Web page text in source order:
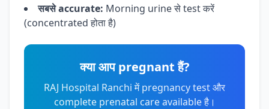
सबसे accurate: Morning urine से test करें
(concentrated होता है)
क्या आप pregnant हैं?
RAJ Hospital Ranchi में pregnancy test और
complete prenatal care available है।